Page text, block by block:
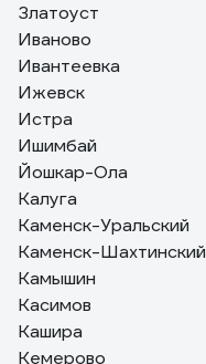
Златоуст
Иваново
Ивантеевка
Ижевск
Истра
Ишимбай
Йошкар-Ола
Калуга
Каменск-Уральский
Каменск-Шахтинский
Камышин
Касимов
Кашира
Кемерово